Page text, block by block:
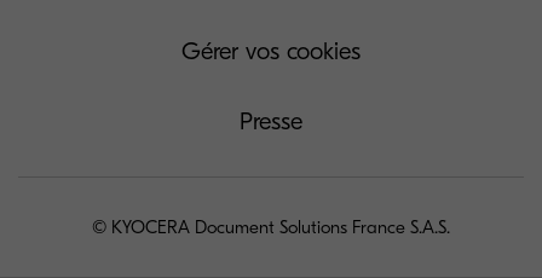
Gérer vos cookies
Presse
© KYOCERA Document Solutions France S.A.S.